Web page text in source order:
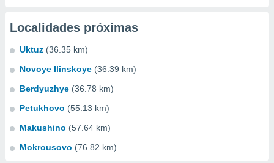
Localidades próximas
Uktuz (36.35 km)
Novoye Ilinskoye (36.39 km)
Berdyuzhye (36.78 km)
Petukhovo (55.13 km)
Makushino (57.64 km)
Mokrousovo (76.82 km)